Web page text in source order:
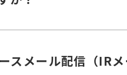
スメール配信（IR